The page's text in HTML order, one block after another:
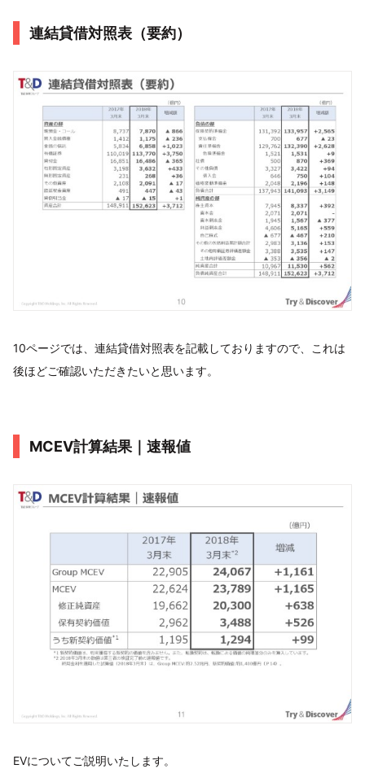
連結貸借対照表（要約）
10ページでは、連結貸借対照表を記載しておりますので、これは
後ほどご確認いただきたいと思います。
MCEV計算結果｜速報値
EVについてご説明いたします。